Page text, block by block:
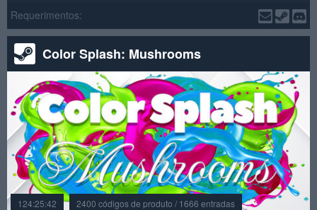
Requerimentos:
Color Splash: Mushrooms
124:25:42 2400 códigos de produto / 1666 entradas